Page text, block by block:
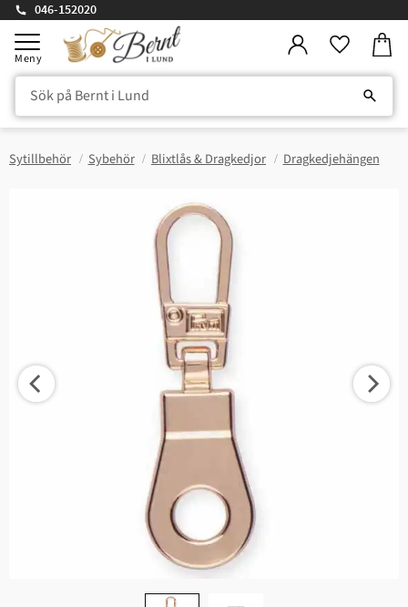
Meny
046-152020
Sytillbehör Sybehör Blixtlås & Dragkedjor Dragkedjehängen